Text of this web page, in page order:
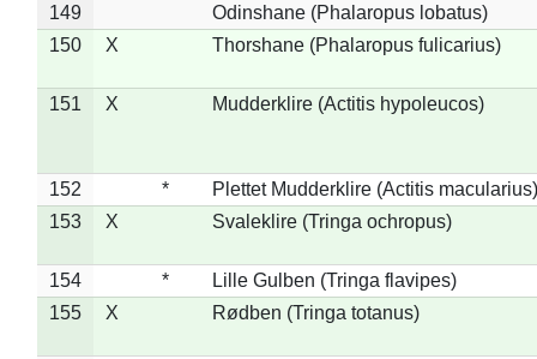
149
Odinshane (Phalaropus lobatus)
150
X Thorshane (Phalaropus fulicarius)
151 X Mudderklire (Actitis hypoleucos)
152 *
Plettet Mudderklire (Actitis macularius)
153
X Svaleklire (Tringa ochropus)
154 *
Lille Gulben (Tringa flavipes)
155
X Rødben (Tringa totanus)